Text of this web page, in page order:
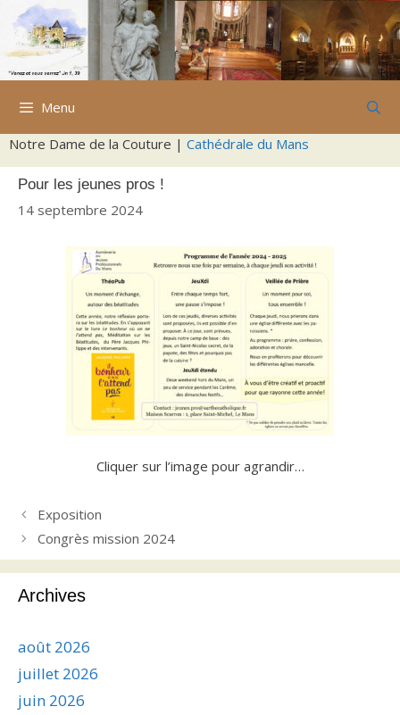
Aller
contenu
Menu
Notre Dame de la Couture | Cathédrale du Mans
Pour les jeunes pros !
14 septembre 2024
Cliquer sur l’image pour agrandir…
Exposition
Congrès mission 2024
Archives
août 2026
juillet 2026
juin 2026